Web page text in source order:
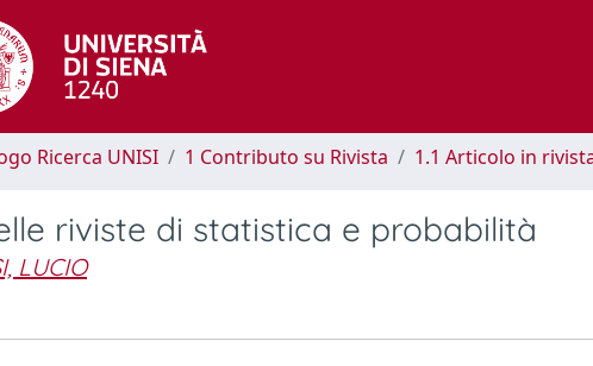
Ricerca UNISI 1 Contributo su Rivista 1.1 Articolo in
riviste di statistica e probabilità
LUCIO